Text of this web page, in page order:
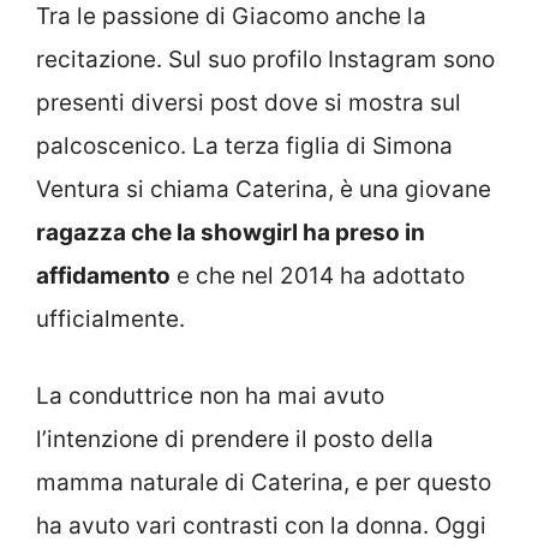
Tra le passione di Giacomo anche la
recitazione. Sul suo profilo Instagram sono
presenti diversi post dove si mostra sul
palcoscenico. La terza figlia di Simona
Ventura si chiama Caterina, è una giovane
ragazza che la showgirl ha preso in
affidamento e che nel 2014 ha adottato
ufficialmente.
La conduttrice non ha mai avuto
l’intenzione di prendere il posto della
mamma naturale di Caterina, e per questo
ha avuto vari contrasti con la donna. Oggi